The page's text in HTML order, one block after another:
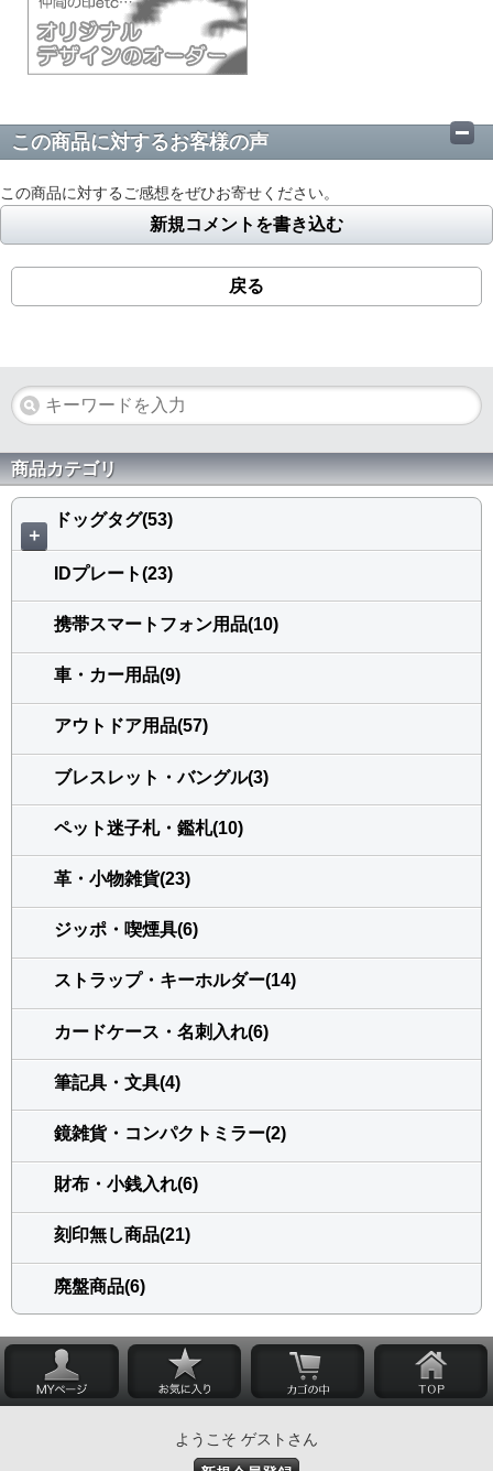
この商品に対するお客様の声
この商品に対するご感想をぜひお寄せください。
新規コメントを書き込む
戻る
商品カテゴリ
＋
ドッグタグ(53)
IDプレート(23)
携帯スマートフォン用品(10)
車・カー用品(9)
アウトドア用品(57)
ブレスレット・バングル(3)
ペット迷子札・鑑札(10)
革・小物雑貨(23)
ジッポ・喫煙具(6)
ストラップ・キーホルダー(14)
カードケース・名刺入れ(6)
筆記具・文具(4)
鏡雑貨・コンパクトミラー(2)
財布・小銭入れ(6)
刻印無し商品(21)
廃盤商品(6)
ようこそ ゲストさん